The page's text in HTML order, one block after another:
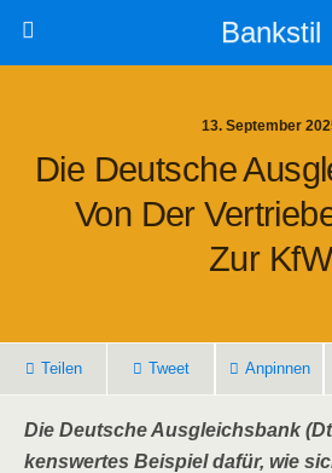
Bankstil
13. September
Die Deut­sche
Von Der
Zur KfW
Tei­len Tweet Anpin­nen
Die Deut­sche Aus­gleichs­bank
kens­wer­tes Bei­spiel dafür, wie